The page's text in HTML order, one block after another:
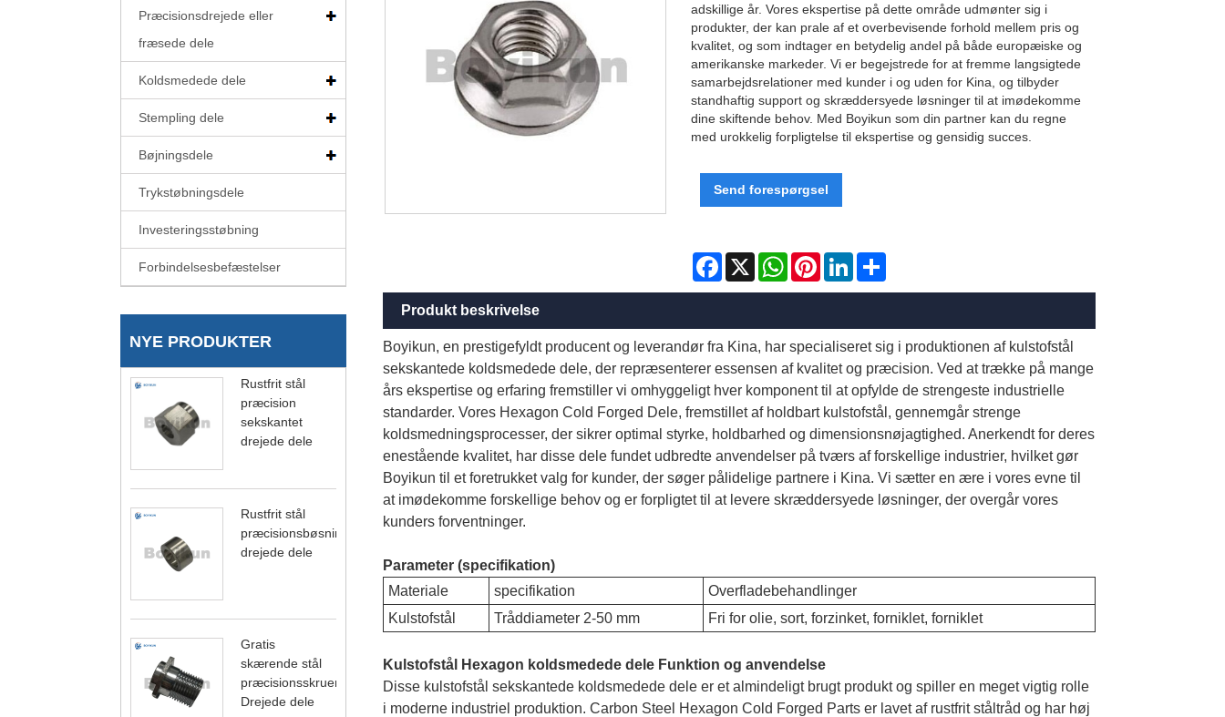
Præcisionsdrejede eller
fræsede dele
Koldsmedede dele
Stempling dele
Bøjningsdele
Trykstøbningsdele
Investeringsstøbning
Forbindelsesbefæstelser
NYE PRODUKTER
Rustfrit stål
præcision
sekskantet
drejede dele
Rustfrit stål
præcisionsbøsning
drejede dele
Gratis
skærende stål
præcisionsskruer
Drejede dele
adskillige år. Vores ekspertise på dette område udmønter sig i
produkter, der kan prale af et overbevisende forhold mellem pris og
kvalitet, og som indtager en betydelig andel på både europæiske og
amerikanske markeder. Vi er begejstrede for at fremme langsigtede
samarbejdsrelationer med kunder i og uden for Kina, og tilbyder
standhaftig support og skræddersyede løsninger til at imødekomme
dine skiftende behov. Med Boyikun som din partner kan du regne
med urokkelig forpligtelse til ekspertise og gensidig succes.
Send forespørgsel
Facebook
X WhatsAppPinterestLinkedInShare
Produkt beskrivelse
Boyikun, en prestigefyldt producent og leverandør fra Kina, har specialiseret sig i produktionen af ​​kulstofstål
sekskantede koldsmedede dele, der repræsenterer essensen af ​​kvalitet og præcision. Ved at trække på mange
års ekspertise og erfaring fremstiller vi omhyggeligt hver komponent til at opfylde de strengeste industrielle
standarder. Vores Hexagon Cold Forged Dele, fremstillet af holdbart kulstofstål, gennemgår strenge
koldsmedningsprocesser, der sikrer optimal styrke, holdbarhed og dimensionsnøjagtighed. Anerkendt for deres
enestående kvalitet, har disse dele fundet udbredte anvendelser på tværs af forskellige industrier, hvilket gør
Boyikun til et foretrukket valg for kunder, der søger pålidelige partnere i Kina. Vi sætter en ære i vores evne til
at imødekomme forskellige behov og er forpligtet til at levere skræddersyede løsninger, der overgår vores
kunders forventninger.
Parameter (specifikation)
Materiale
specifikation
Overfladebehandlinger
Kulstofstål
Tråddiameter 2-50 mm Fri for olie, sort, forzinket, forniklet, forniklet
Kulstofstål Hexagon koldsmedede dele Funktion og anvendelse
Disse kulstofstål sekskantede koldsmedede dele er et almindeligt brugt produkt og spiller en meget vigtig rolle
i moderne industriel produktion. Carbon Steel Hexagon Cold Forged Parts er lavet af rustfrit ståltråd og har høj